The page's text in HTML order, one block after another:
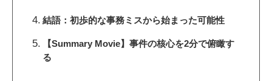
結語：初歩的な事務ミスから始まった可能性
【Summary Movie】事件の核心を2分で俯瞰す
る